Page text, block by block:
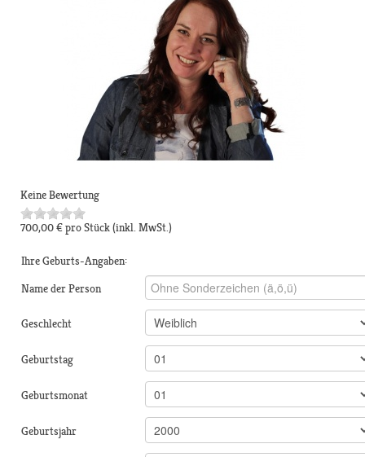
Keine Bewertung
700,00 €pro Stück(inkl. MwSt.)
Ihre Geburts-Angaben:
Name der Person
Geschlecht
Geburtstag
Geburtsmonat
Geburtsjahr